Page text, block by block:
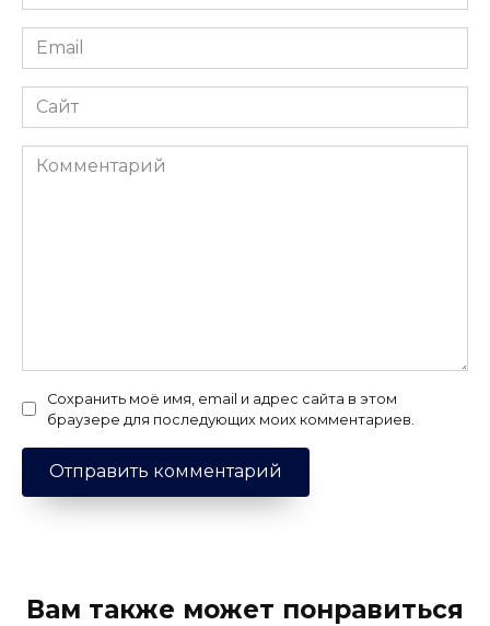
*
Email
*
Сайт
Комментарий
Сохранить моё имя, email и адрес сайта в этом
браузере для последующих моих комментариев.
Вам также может понравиться